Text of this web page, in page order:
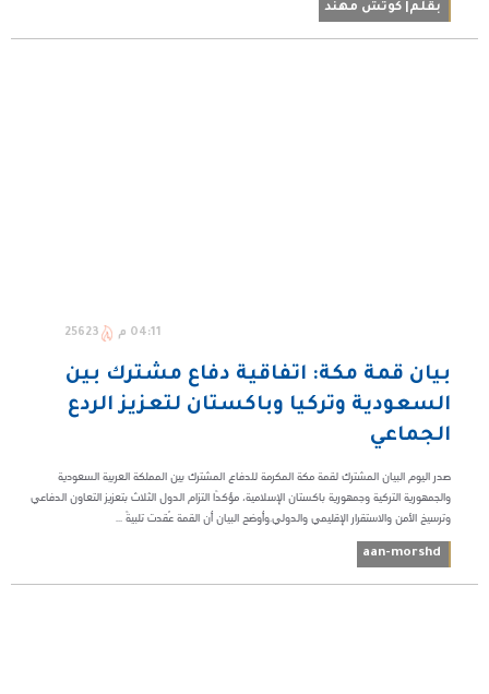
بقلم| كوتش مهند
04:11 م 25623
بيان قمة مكة: اتفاقية دفاع مشترك بين
السعودية وتركيا وباكستان لتعزيز الردع
الجماعي
صدر اليوم البيان المشترك لقمة مكة المكرمة للدفاع المشترك بين المملكة العربية السعودية
والجمهورية التركية وجمهورية باكستان الإسلامية، مؤكدًا التزام الدول الثلاث بتعزيز التعاون الدفاعي
وترسيخ الأمن والاستقرار الإقليمي والدولي.وأوضح البيان أن القمة عُقدت تلبيةً ...
aan-morshd